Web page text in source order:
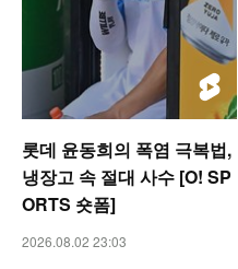
롯데 윤동희의 폭염 극복법,
냉장고 속 절대 사수 [O! SP
ORTS 숏폼]
2026.08.02 23:03